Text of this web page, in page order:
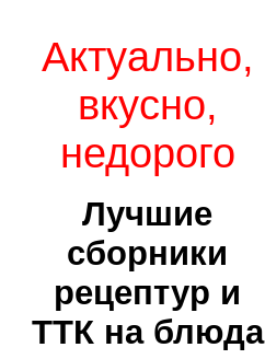
Актуально,
вкусно,
недорого
Лучшие
сборники
рецептур и
ТТК на блюда